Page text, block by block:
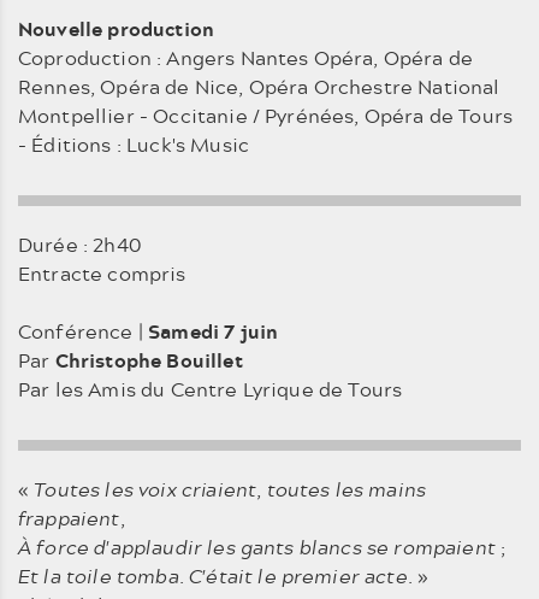
Nouvelle production
Coproduction : Angers Nantes Opéra, Opéra de
Rennes, Opéra de Nice, Opéra Orchestre National
Montpellier - Occitanie / Pyrénées, Opéra de Tours
- Éditions : Luck's Music
Durée : 2h40
Entracte compris
Conférence | Samedi 7 juin
Par Christophe Bouillet
Par les Amis du Centre Lyrique de Tours
« Toutes les voix criaient, toutes les mains
frappaient,
À force d'applaudir les gants blancs se rompaient;
Et la toile tomba.C'était le premier acte. »